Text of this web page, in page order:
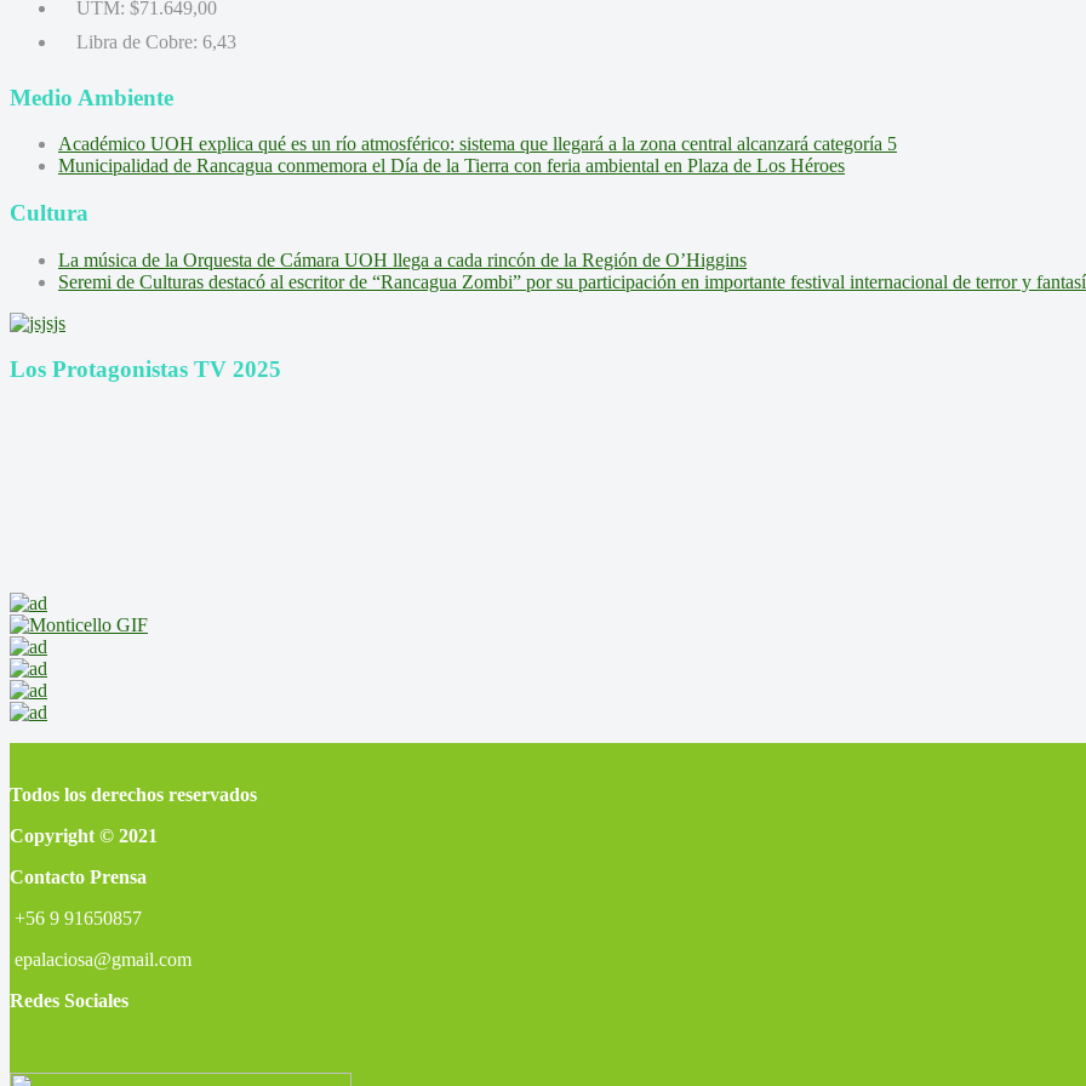
UTM: $71.649,00
Libra de Cobre: 6,43
Medio Ambiente
Académico UOH explica qué es un río atmosférico: sistema que llegará a la zona central alcanzará categoría 5
Municipalidad de Rancagua conmemora el Día de la Tierra con feria ambiental en Plaza de Los Héroes
Cultura
La música de la Orquesta de Cámara UOH llega a cada rincón de la Región de O’Higgins
Seremi de Culturas destacó al escritor de “Rancagua Zombi” por su participación en importante festival internacional de terror y
Los Protagonistas TV 2025
Todos los derechos reservados
Copyright © 2021
Contacto Prensa
+56 9 91650857
epalaciosa@gmail.com
Redes Sociales